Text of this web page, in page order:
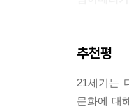
호기심에
추천평
21세기는
문화에 대